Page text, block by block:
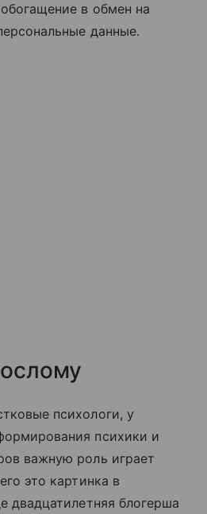
в обмен на
данные.
психологи, у
психики и
важную роль играет
это картинка в
двадцатилетняя блогерша